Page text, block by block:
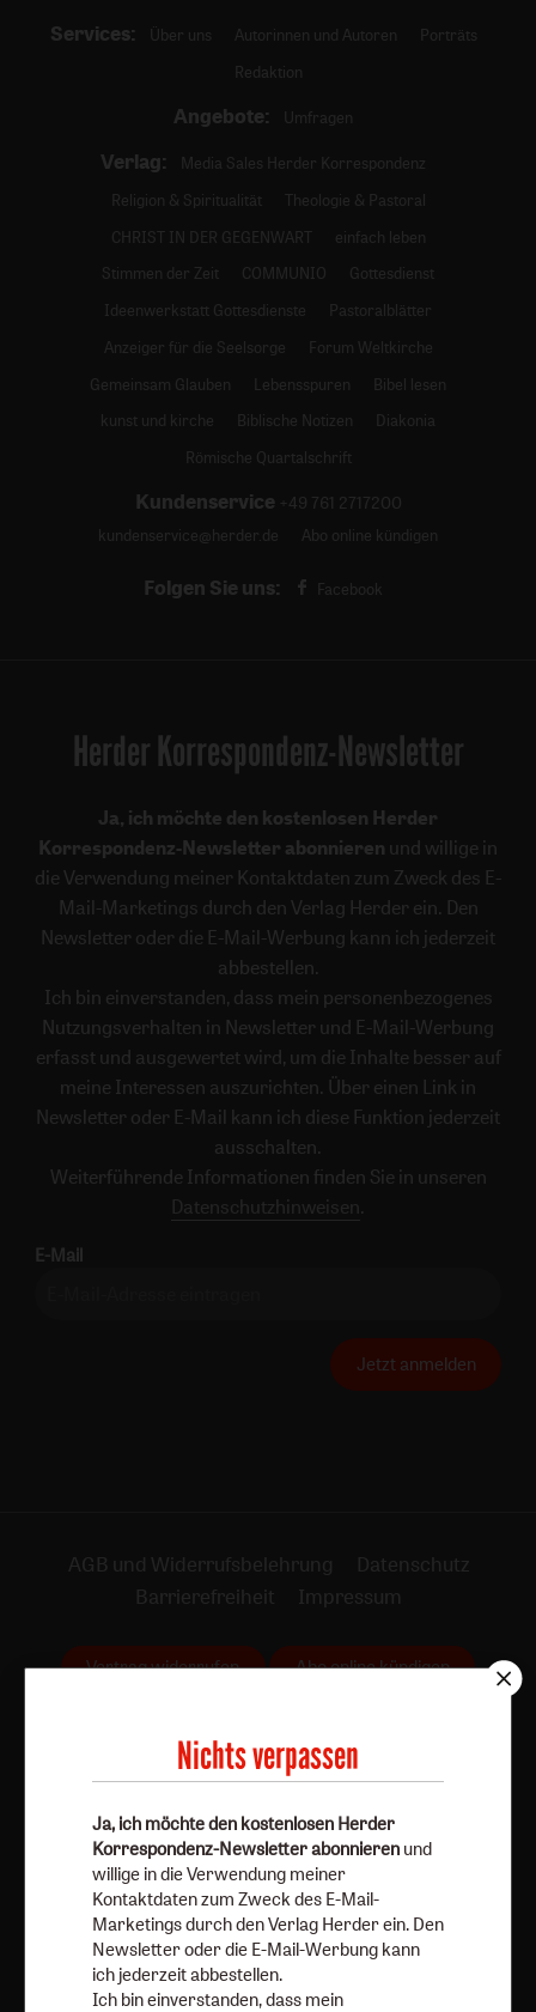
Services: Über uns Autorinnen und Autoren
Porträts
Redaktion
Angebote: Umfragen
Verlag:
Media Sales Herder Korrespondenz
Religion & Spiritualität
Theologie & Pastoral
CHRIST IN DER GEGENWART
einfach leben
Stimmen der Zeit
COMMUNIO
Gottesdienst
Ideenwerkstatt Gottesdienste
Pastoralblätter
Anzeiger für die Seelsorge
Forum Weltkirche
Gemeinsam Glauben
Lebensspuren
Bibel lesen
kunst und kirche
Biblische Notizen
Diakonia
Römische Quartalschrift
Kundenservice +49 761 2717200
kundenservice@herder.de
Abo online kündigen
Folgen Sie uns: Facebook
Herder Korrespondenz-Newsletter
Ja, ich möchte den kostenlosen Herder
Korrespondenz-Newsletter abonnieren und willige in
die Verwendung meiner Kontaktdaten zum Zweck des E-
Mail-Marketings durch den Verlag Herder ein. Den
Newsletter oder die E-Mail-Werbung kann ich jederzeit
abbestellen.
Ich bin einverstanden, dass mein personenbezogenes
Nutzungsverhalten in Newsletter und E-Mail-Werbung
erfasst und ausgewertet wird, um die Inhalte besser auf
meine Interessen auszurichten. Über einen Link in
Newsletter oder E-Mail kann ich diese Funktion jederzeit
ausschalten.
Weiterführende Informationen finden Sie in unseren
Datenschutzhinweisen .
E-Mail
Jetzt anmelden
AGB und Widerrufsbelehrung
Datenschutz
Barrierefreiheit
Impressum
Vertrag widerrufen Abo online kündigen
Nach oben
Nichts verpassen
Ja, ich möchte den kostenlosen Herder
Korrespondenz-Newsletter abonnieren und
willige in die Verwendung meiner
Kontaktdaten zum Zweck des E-Mail-
Marketings durch den Verlag Herder ein. Den
Newsletter oder die E-Mail-Werbung kann
ich jederzeit abbestellen.
Ich bin einverstanden, dass mein